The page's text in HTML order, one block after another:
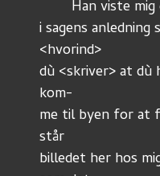
Han viste
i sagens anledning
<hvorind>
dù <skriver> at dù
kom-
me til byen for at
står
billedet her hos